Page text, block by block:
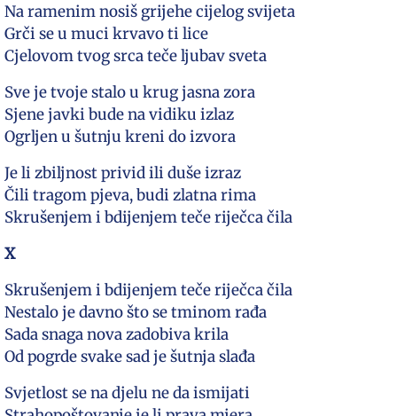
Na ramenim nosiš grijehe cijelog svijeta
Grči se u muci krvavo ti lice
Cjelovom tvog srca teče ljubav sveta
Sve je tvoje stalo u krug jasna zora
Sjene javki bude na vidiku izlaz
Ogrljen u šutnju kreni do izvora
Je li zbiljnost privid ili duše izraz
Čili tragom pjeva, budi zlatna rima
Skrušenjem i bdijenjem teče riječca čila
X
Skrušenjem i bdijenjem teče riječca čila
Nestalo je davno što se tminom rađa
Sada snaga nova zadobiva krila
Od pogrde svake sad je šutnja slađa
Svjetlost se na djelu ne da ismijati